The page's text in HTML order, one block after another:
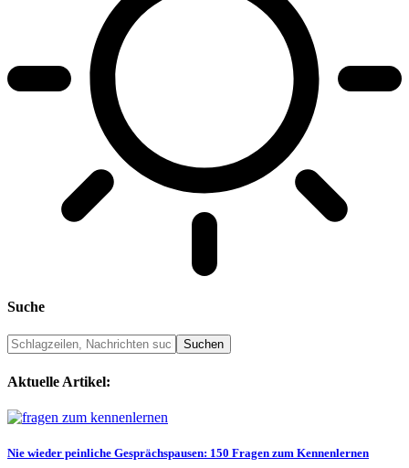
Suche
Aktuelle Artikel:
Nie wieder peinliche Gesprächspausen: 150 Fragen zum Kennenlernen